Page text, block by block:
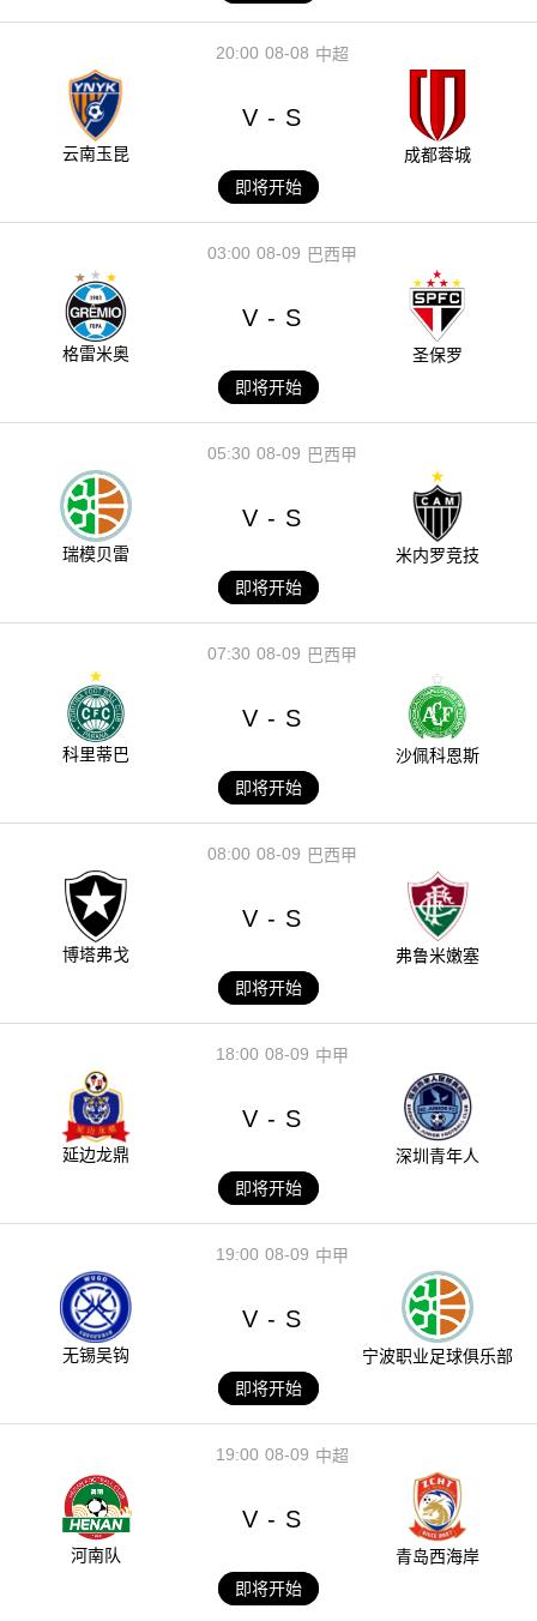
08-08
20:00 中超
云南玉昆
V - S
成都蓉城
即将开始
08-09
03:00 巴西甲
格雷米奥
V - S
圣保罗
即将开始
08-09
05:30 巴西甲
瑞模贝雷
V - S
米内罗竞技
即将开始
08-09
07:30 巴西甲
科里蒂巴
V - S
沙佩科恩斯
即将开始
08-09
08:00 巴西甲
博塔弗戈
V - S
弗鲁米嫩塞
即将开始
08-09
18:00 中甲
延边龙鼎
V - S
深圳青年人
即将开始
08-09
19:00 中甲
无锡吴钩
V - S
宁波职业足球俱乐部
即将开始
08-09
19:00 中超
河南队
V - S
青岛西海岸
即将开始